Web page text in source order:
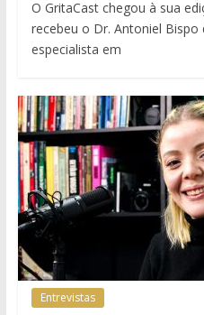
O GritaCast chegou à sua
recebeu o Dr. Antoniel Bispo
especialista em
Entrevistas